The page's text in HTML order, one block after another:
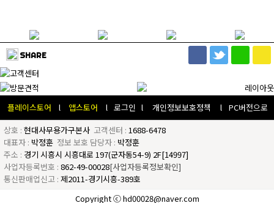
SHARE
플레이스토어 l 앱스토어 l 로그인 l 개인정보보호정책 l
PC버전으로
상호 : 현대사무용가구본사 고객센터 : 1688-6478
대표자 : 박정훈 정보 보호 담당자 : 박정훈
주소 : 경기 시흥시 시흥대로 197(군자동54-9) 2F[14997]
사업자등록번호 : 862-49-00028[사업자등록정보확인]
통신판매업신고 : 제2011-경기시흥-389호
Copyright ⓒ hd00028@naver.com